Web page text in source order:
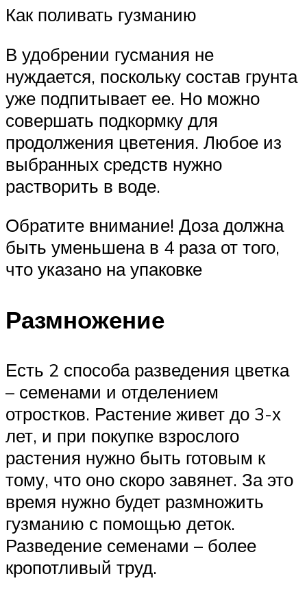
Как поливать гузманию
В удобрении гусмания не
нуждается, поскольку состав грунта
уже подпитывает ее. Но можно
совершать подкормку для
продолжения цветения. Любое из
выбранных средств нужно
растворить в воде.
Обратите внимание! Доза должна
быть уменьшена в 4 раза от того,
что указано на упаковке
Размножение
Есть 2 способа разведения цветка
– семенами и отделением
отростков. Растение живет до 3-х
лет, и при покупке взрослого
растения нужно быть готовым к
тому, что оно скоро завянет. За это
время нужно будет размножить
гузманию с помощью деток.
Разведение семенами – более
кропотливый труд.